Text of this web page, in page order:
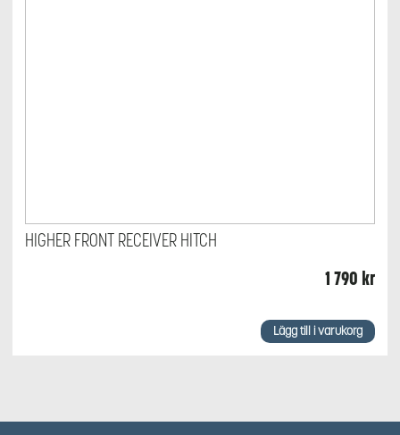
HIGHER FRONT RECEIVER HITCH
1 790 kr
Lägg till i varukorg